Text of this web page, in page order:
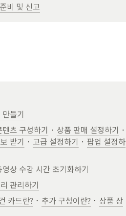
비 및 신고
들기
텐츠 구성하기 · 상품 판매 설정하기
받기 · 고급 설정하기 · 팝업 설정하
영상 수강 시간 초기화하기
관리하기
카드란? · 추가 구성이란? · 상품 상